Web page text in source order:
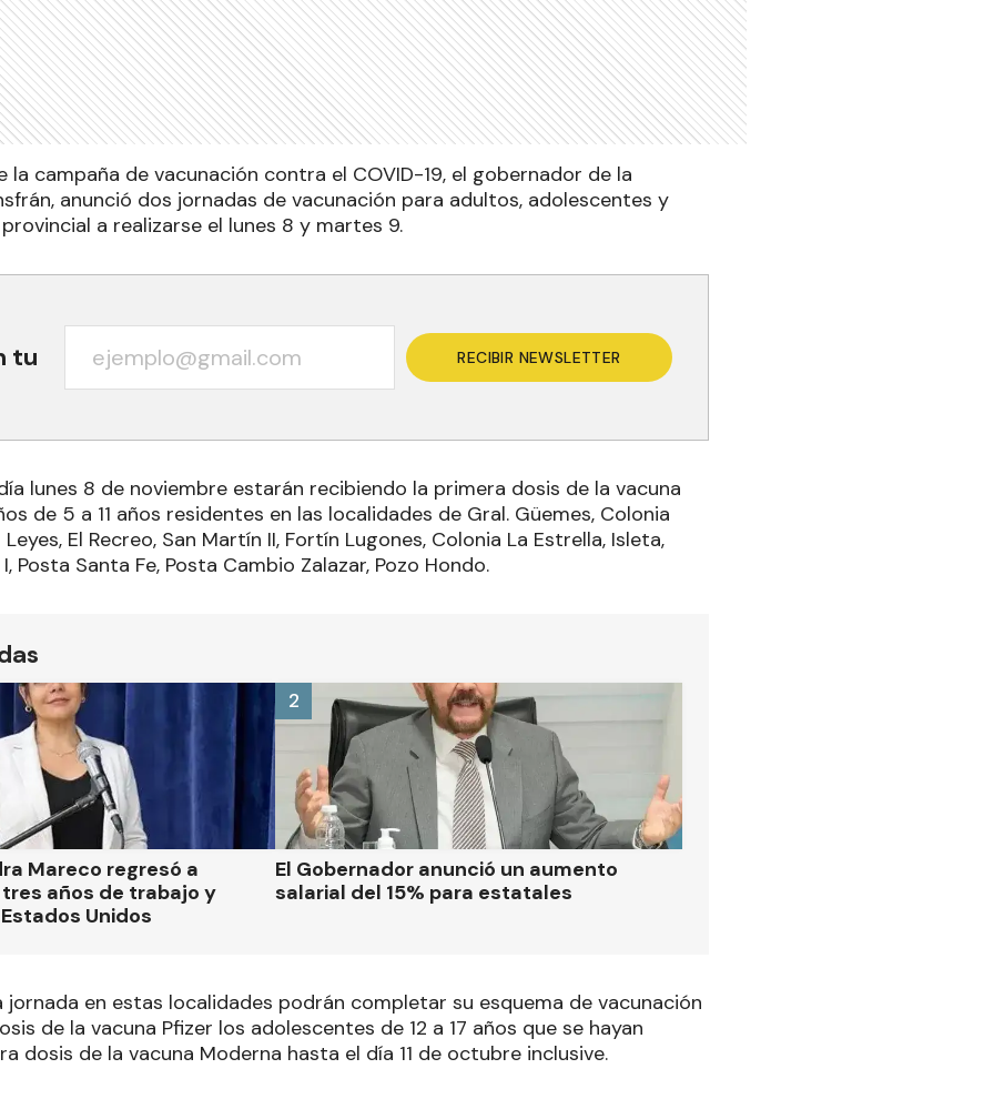
la campaña de vacunación contra el COVID-19, el gobernador de la
anunció dos jornadas de vacunación para adultos, adolescentes y
a realizarse el lunes 8 y martes 9.
tu RECIBIR NEWSLETTER
lunes 8 de noviembre estarán recibiendo la primera dosis de la vacuna
de 5 a 11 años residentes en las localidades de Gral. Güemes, Colonia
El Recreo, San Martín II, Fortín Lugones, Colonia La Estrella, Isleta,
Posta Santa Fe, Posta Cambio Zalazar, Pozo Hondo.
Mareco regresó a
años de trabajo y
Unidos
El Gobernador anunció un aumento
salarial del 15% para estatales
2
jornada en estas localidades podrán completar su esquema de vacunación
de la vacuna Pfizer los adolescentes de 12 a 17 años que se hayan
dosis de la vacuna Moderna hasta el día 11 de octubre inclusive.